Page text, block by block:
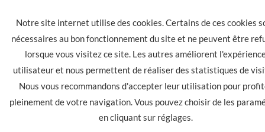
Notre site internet utilise des cookies. Certains de ces cookies
nécessaires au bon fonctionnement du site et ne peuvent être
lorsque vous visitez ce site. Les autres améliorent
utilisateur et nous permettent de réaliser des statistiques de
Nous vous recommandons d'accepter leur utilisation pour
pleinement de votre navigation. Vous pouvez choisir de les
en cliquant sur réglages.